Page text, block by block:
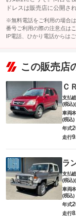
ドレスは販売店に公開さ
※無料電話をご利用の場合
番号ご利用の際の注意点は
IP電話、ひかり電話からは
この販売店
Ｃ
支払
(税込
車両
(税込)
年式
走行
ラ
支払
(税込
車両
(税込)
年式
走行